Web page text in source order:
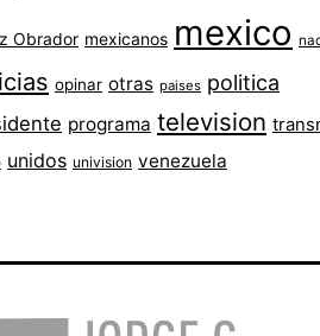
Obrador mexicanos mexico
opinar otras paises politica
programa television
unidos univision venezuela